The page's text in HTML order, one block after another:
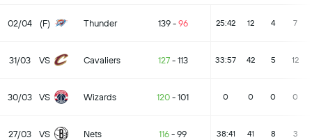
02/04 (F) Thunder 139- 96 25:42 12 4 7
31/03 VS Cavaliers 127- 113 33:57 42 5 12
30/03 VS Wizards 120 - 101 0 0 0 0
27/03 VS Nets 116 - 99 38:41 41 8 3